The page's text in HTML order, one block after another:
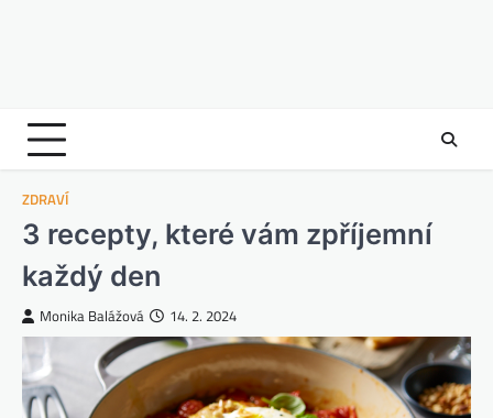
ZDRAVÍ
3 recepty, které vám zpříjemní
každý den
Monika Balážová 14. 2. 2024